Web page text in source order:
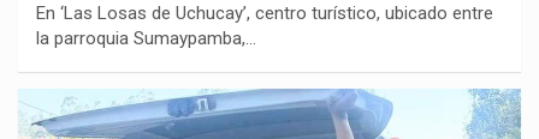
En ‘Las Losas de Uchucay’, centro turístico, ubicado entre
la parroquia Sumaypamba,…